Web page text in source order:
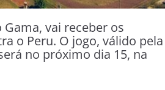
vai receber os
o Peru. O jogo, válido pela
no próximo dia 15, na